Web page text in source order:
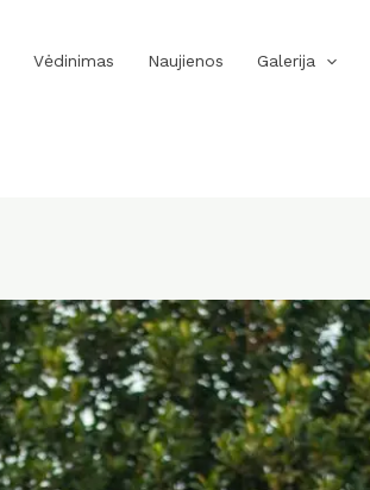
Vėdinimas Naujienos Galerija